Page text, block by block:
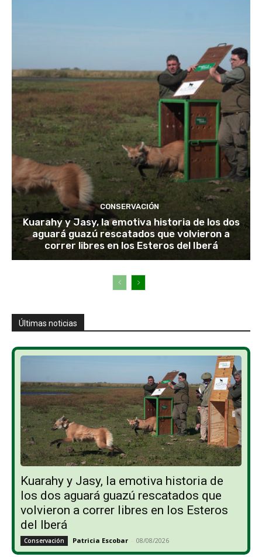
CONSERVACIÓN
Kuarahy y Jasy, la emotiva historia de los dos
aguará guazú rescatados que volvieron a
correr libres en los Esteros del Iberá
Últimas noticias
Kuarahy y Jasy, la emotiva historia de
los dos aguará guazú rescatados que
volvieron a correr libres en los Esteros
del Iberá
Conservación Patricia Escobar - 08/08/2026